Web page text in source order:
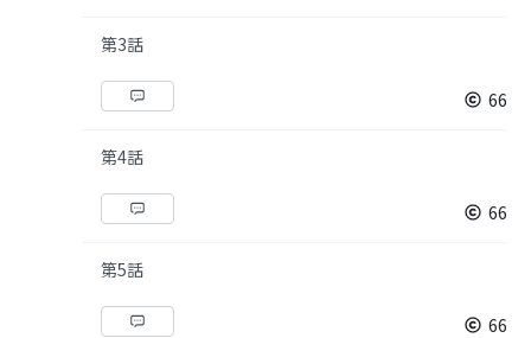
第3話
66
第4話
66
第5話
66